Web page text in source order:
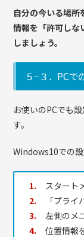
自分の今いる場所
情報を「許可しな
しましょう。
５−３．PCで
お使いのPCでも
す。
Windows10での設
スタート
「プライ
左側のメ
位置情報